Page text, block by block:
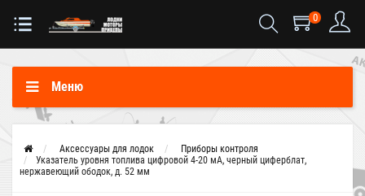
0
Меню
Аксессуары для лодок
Приборы контроля
Указатель уровня топлива цифровой 4-20 мА, черный циферблат,
нержавеющий ободок, д. 52 мм